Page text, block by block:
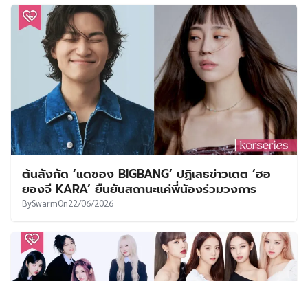
ต้นสังกัด ‘แดซอง BIGBANG’ ปฏิเสธข่าวเดต ‘ฮอ
ยองจี KARA’ ยืนยันสถานะแค่พี่น้องร่วมวงการ
BySwarmOn22/06/2026